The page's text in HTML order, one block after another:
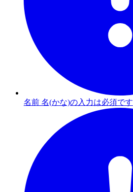
名前 名(かな)の入力は必須です